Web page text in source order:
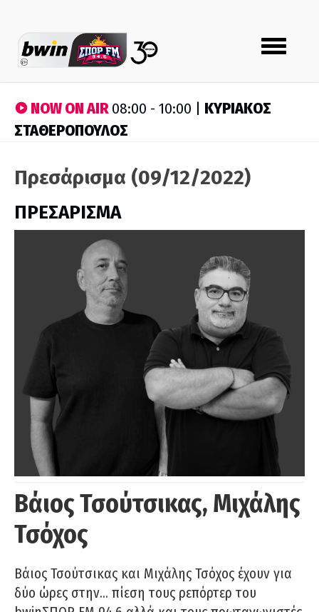
Toggle
navigation
NOW ON AIR08:00 - 10:00 | ΚΥΡΙΑΚΟΣ
ΣΤΑΘΕΡΟΠΟΥΛΟΣ
Πρεσάρισμα (09/12/2022)
ΠΡΕΣΑΡΙΣΜΑ
Βάιος Τσούτσικας, Μιχάλης
Τσόχος
Βάιος Τσούτσικας και Μιχάλης Τσόχος έχουν για
δύο ώρες στην… πίεση τους ρεπόρτερ του